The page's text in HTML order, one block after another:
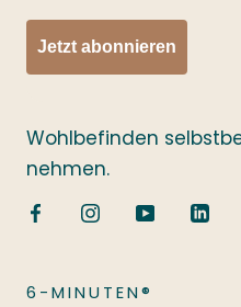
Jetzt abonnieren
Wohlbefinden
nehmen.
6-MINUTEN®